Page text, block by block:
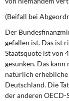
(Beifall bei
Der
gefallen ist. Das ist
Staatsquote ist von
gesunken. Das
natürlich erhebliche
Deutschland. Die
der anderen OECD-